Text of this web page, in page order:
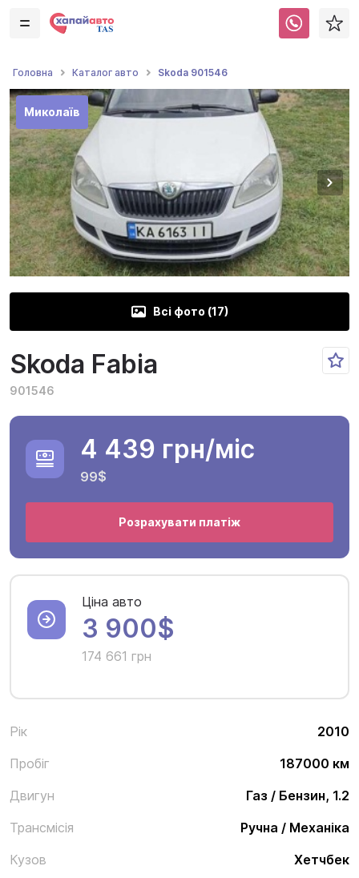
Головна Каталог авто Skoda 901546
Миколаїв
Всі фото (17)
Skoda Fabia
901546
Рік
2010
Пробіг
187000 км
Двигун
Газ / Бензин, 1.2
Трансмісія
Ручна / Механіка
Кузов
Хетчбек
4 439 грн/міс
99$
Розрахувати платіж
Ціна авто
3 900$
174 661 грн